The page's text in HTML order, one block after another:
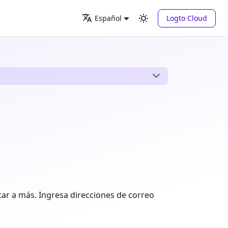
Español Logto Cloud
a más. Ingresa direcciones de correo